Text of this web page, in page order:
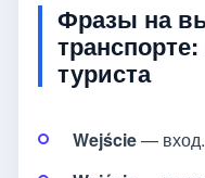
Фразы на
туриста
Wejście— вход.